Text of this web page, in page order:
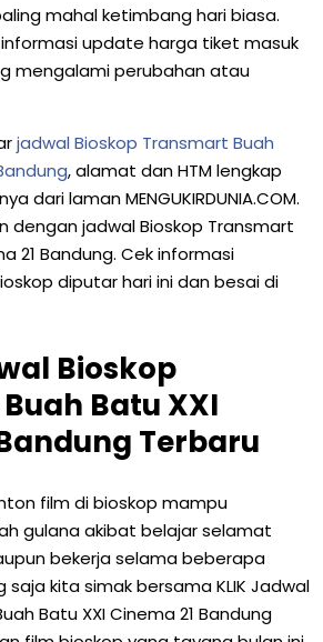
mahal ketimbang hari biasa.
update harga tiket masuk
mengalami perubahan atau
jadwal Bioskop Transmart Buah
, alamat dan HTM lengkap
dari laman MENGUKIRDUNIA.COM.
dengan jadwal Bioskop Transmart
21 Bandung. Cek informasi
diputar hari ini dan besai di
Bioskop
Batu XXI
Terbaru
film di bioskop mampu
gulana akibat belajar selamat
bekerja selama beberapa
saja kita simak bersama KLIK Jadwal
Batu XXI Cinema 21 Bandung